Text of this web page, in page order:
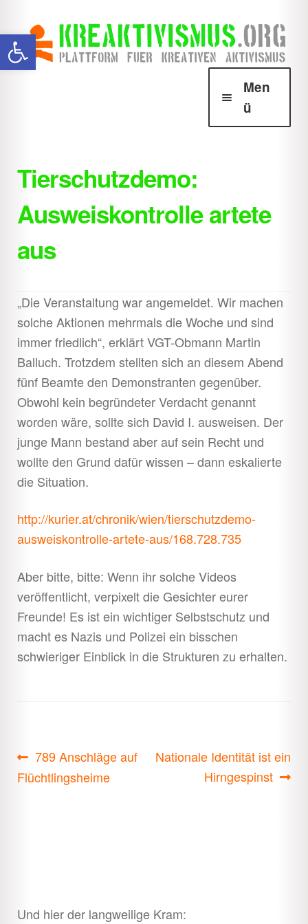
Werkzeugleiste öffnen Zur
Navigation
springen
Zum
Inhalt
springen
Men
ü
Howtos
öffnen
Downloads
Shop
Tierschutzdemo:
Ausweiskontrolle artete
aus
„Die Veranstaltung war angemeldet. Wir machen
solche Aktionen mehrmals die Woche und sind
immer friedlich“, erklärt VGT-Obmann Martin
Balluch. Trotzdem stellten sich an diesem Abend
fünf Beamte den Demonstranten gegenüber.
Obwohl kein begründeter Verdacht genannt
worden wäre, sollte sich David I. ausweisen. Der
junge Mann bestand aber auf sein Recht und
wollte den Grund dafür wissen – dann eskalierte
die Situation.
http://kurier.at/chronik/wien/tierschutzdemo-
ausweiskontrolle-artete-aus/168.728.735
Aber bitte, bitte: Wenn ihr solche Videos
veröffentlicht, verpixelt die Gesichter eurer
Freunde! Es ist ein wichtiger Selbstschutz und
macht es Nazis und Polizei ein bisschen
schwieriger Einblick in die Strukturen zu erhalten.
Beitragsnavigation
Vorheriger
Beitrag:
789 Anschläge auf
Flüchtlingsheime
Nächster
Nationale Identität ist ein
Hirngespinst
Und hier der langweilige Kram: